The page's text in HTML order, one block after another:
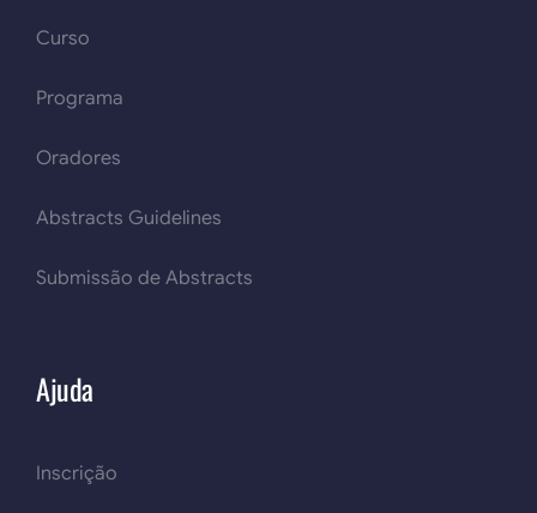
Curso
Programa
Oradores
Abstracts Guidelines
Submissão de Abstracts
Ajuda
Inscrição